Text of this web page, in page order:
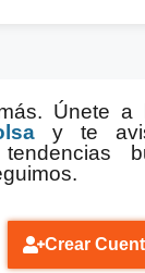
Únete a
y te
Crear